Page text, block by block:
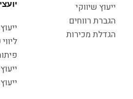
ייעוץ שיווקי
הגברת רווחים
הגדלת מכירות